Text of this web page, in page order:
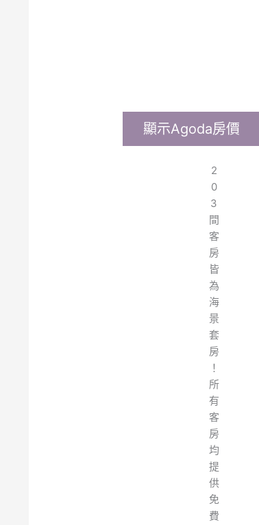
顯示Agoda房價
2
0
3
間
客
房
皆
為
海
景
套
房
！
所
有
客
房
均
提
供
免
費